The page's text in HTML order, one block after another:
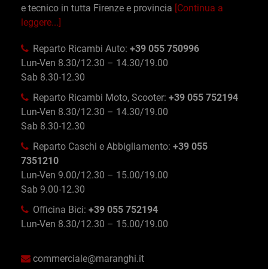
e tecnico in tutta Firenze e provincia [Continua a
leggere...]
Reparto Ricambi Auto: +39 055 750996
Lun-Ven 8.30/12.30 – 14.30/19.00
Sab 8.30-12.30
Reparto Ricambi Moto, Scooter: +39 055 752194
Lun-Ven 8.30/12.30 – 14.30/19.00
Sab 8.30-12.30
Reparto Caschi e Abbigliamento: +39 055
7351210
Lun-Ven 9.00/12.30 – 15.00/19.00
Sab 9.00-12.30
Officina Bici: +39 055 752194
Lun-Ven 8.30/12.30 – 15.00/19.00
commerciale@maranghi.it